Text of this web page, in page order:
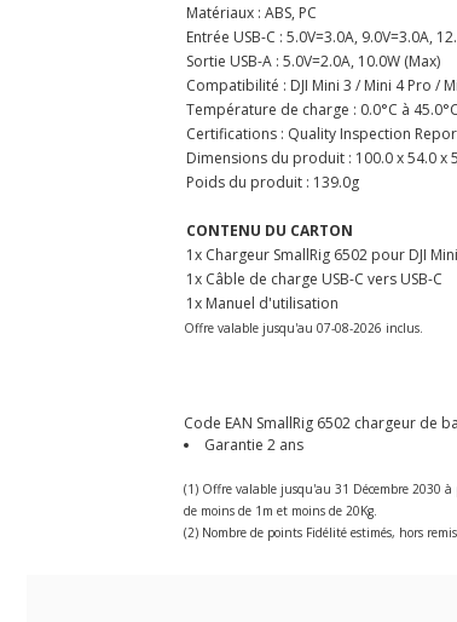
Matériaux : ABS, PC
Entrée USB-C : 5.0V=3.0A, 9.0V=3.0A,
Sortie USB-A : 5.0V=2.0A, 10.0W (Max)
Compatibilité : DJI Mini 3 / Mini 4 Pro /
Température de charge : 0.0°C à 45.0°C
Certifications : Quality Inspection Report
Dimensions du produit : 100.0 x 54.0 x
Poids du produit : 139.0g
CONTENU DU CARTON
1x Chargeur SmallRig 6502 pour DJI
1x Câble de charge USB-C vers USB-C
1x Manuel d'utilisation
Offre valable jusqu'au 07-08-2026 inclus.
Code EAN SmallRig 6502 chargeur de
Garantie 2 ans
(1) Offre valable jusqu'au 31 Décembre 2030
de moins de 1m et moins de 20Kg.
(2) Nombre de points Fidélité estimés, hors